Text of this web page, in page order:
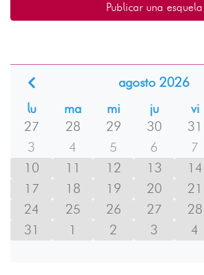
Publicar una esquela
agosto 2026
lu
ma mi ju vi
27
28 29 30 31
3
4 5 6 7
10
11 12 13 14
17
18 19 20 21
24
25 26 27 28
31
1 2 3 4